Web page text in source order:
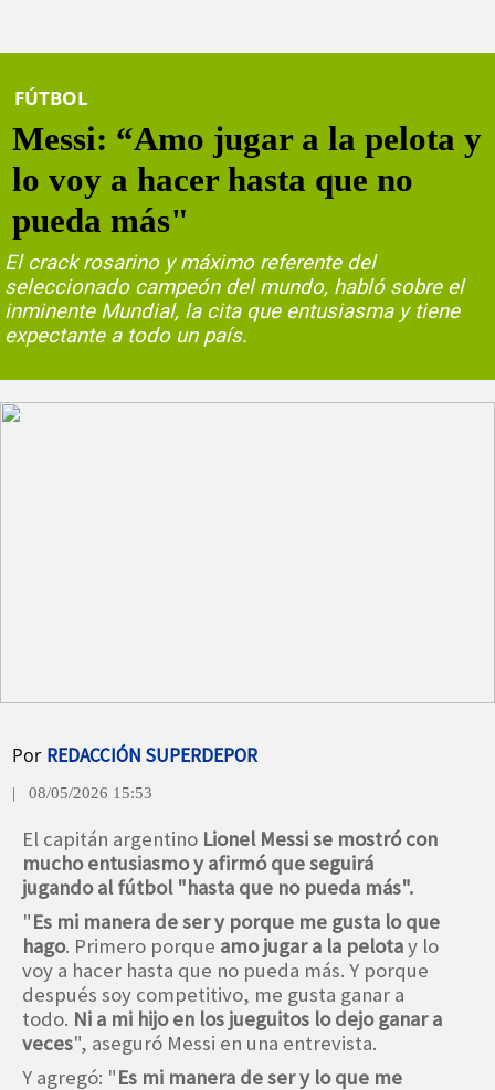
FÚTBOL
Messi: “Amo jugar a la pelota y
lo voy a hacer hasta que no
pueda más"
El crack rosarino y máximo referente del
seleccionado campeón del mundo, habló sobre el
inminente Mundial, la cita que entusiasma y tiene
expectante a todo un país.
Por REDACCIÓN SUPERDEPOR
| 08/05/2026 15:53
El capitán argentino Lionel Messi se mostró con
mucho entusiasmo y afirmó que seguirá
jugando al fútbol "hasta que no pueda más".
"Es mi manera de ser y porque me gusta lo que
hago. Primero porque amo jugar a la pelotay lo
voy a hacer hasta que no pueda más. Y porque
después soy competitivo, me gusta ganar a
todo. Ni a mi hijo en los jueguitos lo dejo ganar a
veces", aseguró Messi en una entrevista.
Y agregó: "Es mi manera de ser y lo que me